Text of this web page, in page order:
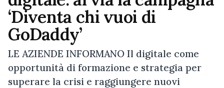
‘Diventa chi vuoi di
GoDaddy’
LE AZIENDE INFORMANO Il digitale come
opportunità di formazione e strategia per
superare la crisi e raggiungere nuovi